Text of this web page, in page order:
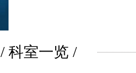
/ 科室一览 /